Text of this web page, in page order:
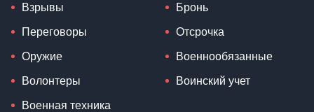
Взрывы
Переговоры
Оружие
Волонтеры
Военная техника
Бронь
Отсрочка
Военнообязанные
Воинский учет